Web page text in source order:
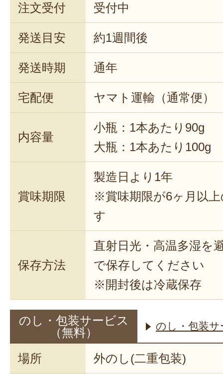
注文受付 受付中
発送目安 約1週間後
発送時期 通年
宅配便 ヤマト運輸（通常便）
内容量
小瓶：1本あたり90g
大瓶：1本あたり100g
賞味期限
製造日より1年
※賞味期限が6ヶ月以
す
保存方法
直射日光・高温多湿を
で保存してください
※開封後は冷蔵保存
のし・包装サービス
（無料）
のし・包装
場所 外のし(二重包装)